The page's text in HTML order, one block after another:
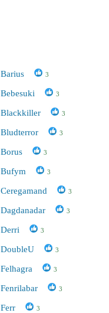
Barius 3
Bebesuki 3
Blackkiller 3
Bludterror 3
Borus 3
Bufym 3
Ceregamand 3
Dagdanadar 3
Derri 3
DoubleU 3
Felhagra 3
Fenrilabar 3
Ferr 3